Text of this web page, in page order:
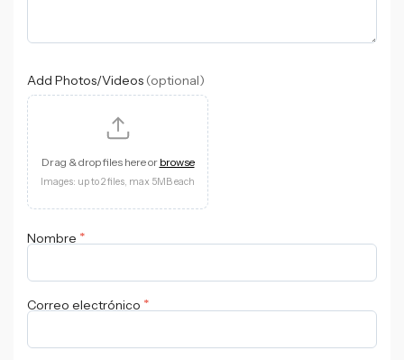
Add Photos/Videos (optional)
Drag & drop files here or browse
Images: up to 2 files, max 5MB each
Nombre *
Correo electrónico *